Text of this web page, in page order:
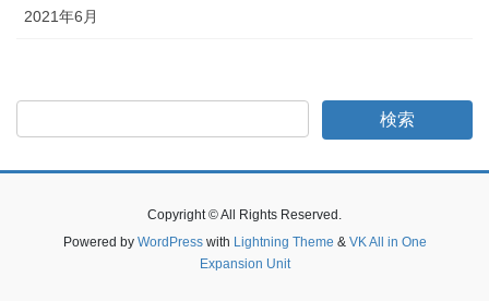
2021年6月
Copyright © All Rights Reserved.
Powered by WordPresswith Lightning Theme & VK All in One
Expansion Unit